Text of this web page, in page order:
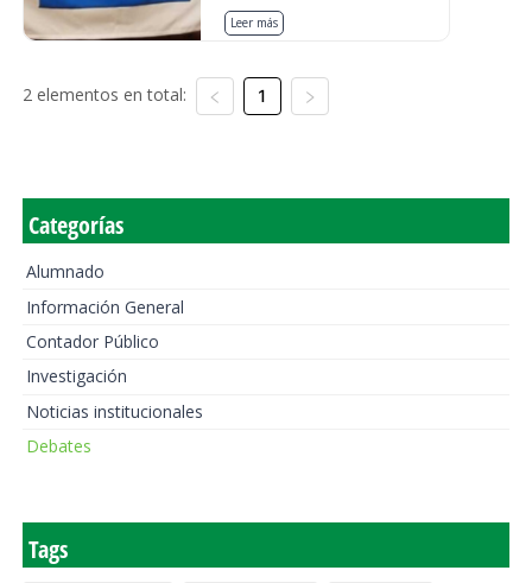
Leer más
2 elementos en total: 1
Categorías
Alumnado
Información General
Contador Público
Investigación
Noticias institucionales
Debates
Tags